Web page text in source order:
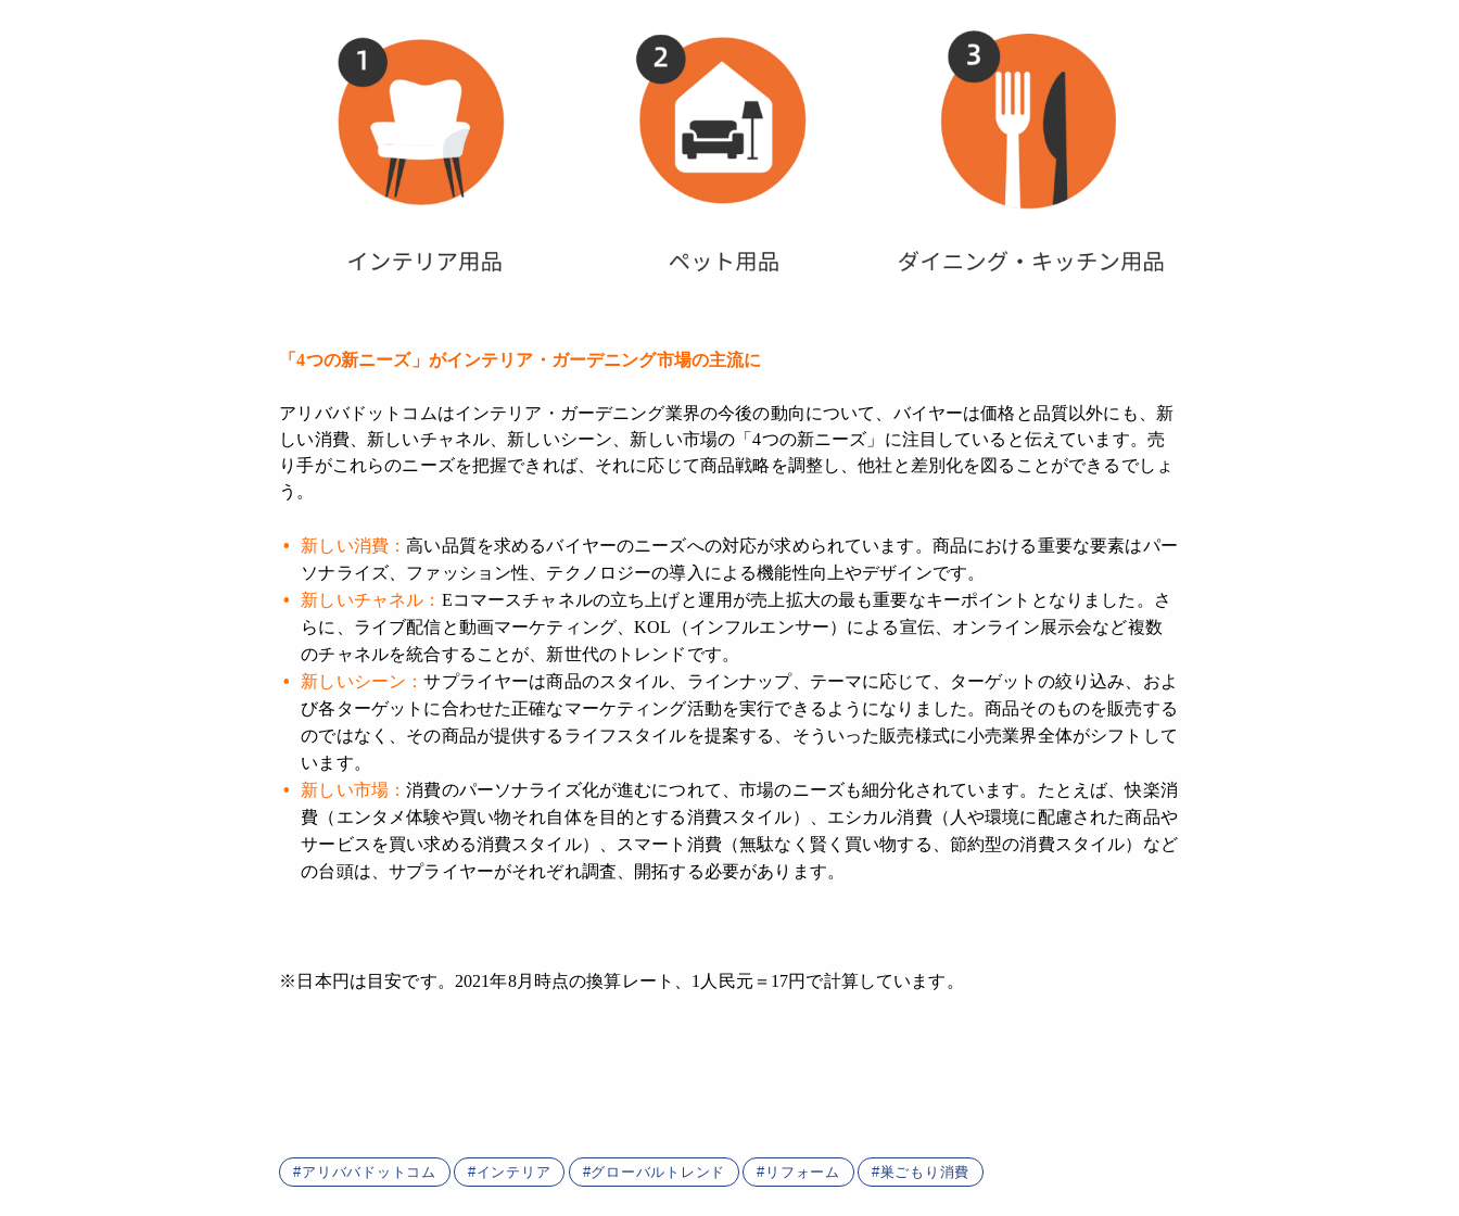
「4つの新ニーズ」がインテリア・ガーデニング市場の主流に
アリババドットコムはインテリア・ガーデニング業界の今後の動向について、バイヤーは価格と品質以外にも、新
しい消費、新しいチャネル、新しいシーン、新しい市場の「4つの新ニーズ」に注目していると伝えています。売
り手がこれらのニーズを把握できれば、それに応じて商品戦略を調整し、他社と差別化を図ることができるでしょ
う。
新しい消費：高い品質を求めるバイヤーのニーズへの対応が求められています。商品における重要な要素はパー
ソナライズ、ファッション性、テクノロジーの導入による機能性向上やデザインです。
新しいチャネル： Eコマースチャネルの立ち上げと運用が売上拡大の最も重要なキーポイントとなりました。さ
らに、ライブ配信と動画マーケティング、KOL（インフルエンサー）による宣伝、オンライン展示会など複数
のチャネルを統合することが、新世代のトレンドです。
新しいシーン：サプライヤーは商品のスタイル、ラインナップ、テーマに応じて、ターゲットの絞り込み、およ
び各ターゲットに合わせた正確なマーケティング活動を実行できるようになりました。商品そのものを販売する
のではなく、その商品が提供するライフスタイルを提案する、そういった販売様式に小売業界全体がシフトして
います。
新しい市場：消費のパーソナライズ化が進むにつれて、市場のニーズも細分化されています。たとえば、快楽消
費（エンタメ体験や買い物それ自体を目的とする消費スタイル）、エシカル消費（人や環境に配慮された商品や
サービスを買い求める消費スタイル）、スマート消費（無駄なく賢く買い物する、節約型の消費スタイル）など
の台頭は、サプライヤーがそれぞれ調査、開拓する必要があります。
※日本円は目安です。2021年8月時点の換算レート、1人民元＝17円で計算しています。
アリババドットコム インテリア グローバルトレンド リフォーム 巣ごもり消費